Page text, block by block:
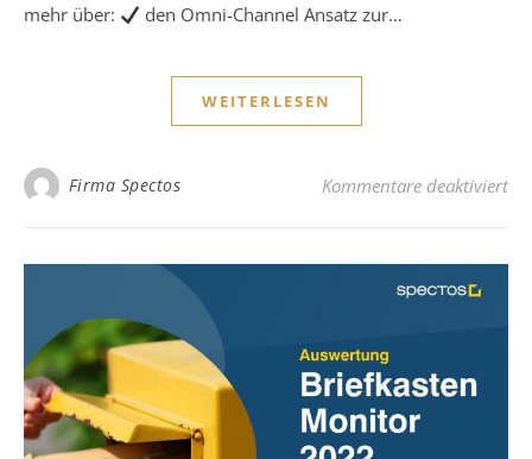
mehr über:
den Omni-Channel Ansatz zur…
WEITERLESEN
Firma Spectos Kommentare deaktiviertfür